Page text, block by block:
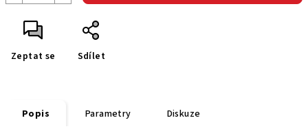
Zeptat se Sdílet
Popis Parametry Diskuze